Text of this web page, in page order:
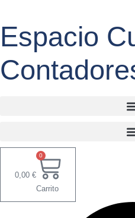
Espacio
0,00 €
0
Carrito